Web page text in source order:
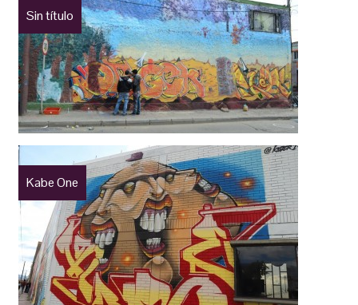
Sin título
Kabe One